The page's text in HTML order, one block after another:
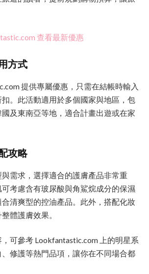
查看最新優惠
方式
提供專屬優惠，只需在結帳時輸入
。此活動適用於多個國家與地區，包
及東南亞等地，適合計畫出遊或在家
攻略
需求，選擇適合的護膚產品非常重
考慮含有玻尿酸與角鯊烷成分的保濕
清爽型的控油產品。此外，搭配化妝
體護膚效果。
可參考 Lookfantastic.com 上的明星系
修護等熱門品項，讓你在不同場合都